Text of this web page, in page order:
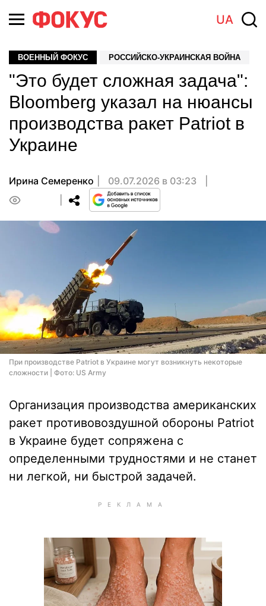
UA
ВОЕННЫЙ ФОКУС РОССИЙСКО-УКРАИНСКАЯ ВОЙНА
"Это будет сложная задача":
Bloomberg указал на нюансы
производства ракет Patriot в
Украине
Ирина Семеренко
09.07.2026 в 03:23
При производстве Patriot в Украине могут возникнуть некоторые
сложности | Фото: US Army
Организация производства американских
ракет противовоздушной обороны Patriot
в Украине будет сопряжена с
определенными трудностями и не станет
ни легкой, ни быстрой задачей.